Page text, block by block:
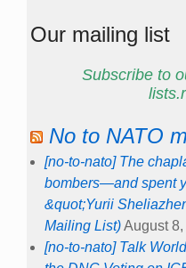
Our mailing list
Subscribe to
No to NATO
[no-to-nato] The
bombers—and spent
&quot;Yurii
Mailing List)August 8,
[no-to-nato] Talk